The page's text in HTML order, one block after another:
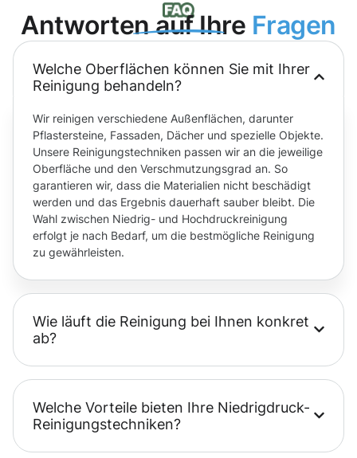
Antworten auf Ihre Fragen
Welche Oberflächen können Sie mit Ihrer
Reinigung behandeln?
Wir reinigen verschiedene Außenflächen, darunter
Pflastersteine, Fassaden, Dächer und spezielle Objekte.
Unsere Reinigungstechniken passen wir an die jeweilige
Oberfläche und den Verschmutzungsgrad an. So
garantieren wir, dass die Materialien nicht beschädigt
werden und das Ergebnis dauerhaft sauber bleibt. Die
Wahl zwischen Niedrig- und Hochdruckreinigung
erfolgt je nach Bedarf, um die bestmögliche Reinigung
zu gewährleisten.
Wie läuft die Reinigung bei Ihnen konkret
ab?
Welche Vorteile bieten Ihre Niedrigdruck-
Reinigungstechniken?